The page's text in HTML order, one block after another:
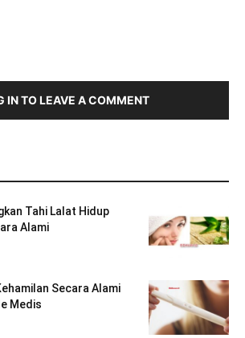
IN TO LEAVE A COMMENT
Tahi Lalat Hidup
Alami
Secara Alami
Medis